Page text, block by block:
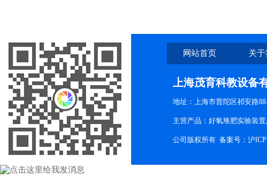
网站首页 关
上海茂育科教设备
地址：上海市普陀区祁安路
主营产品：好氧堆肥实验装
公司版权所有 备案号： 沪